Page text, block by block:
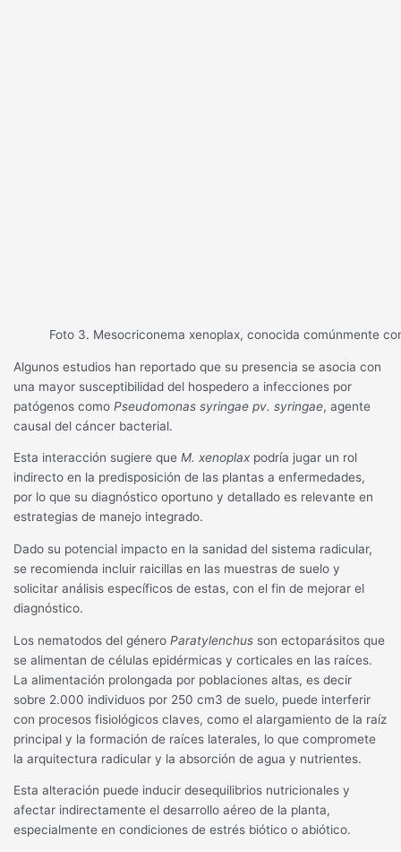
Foto 3. Mesocriconema xenoplax, conocida comúnmente
Algunos estudios han reportado que su presencia se asocia con
una mayor susceptibilidad del hospedero a infecciones por
patógenos comoPseudomonas syringae pv. syringae, agente
causal del cáncer bacterial.
Esta interacción sugiere queM. xenoplax podría jugar un rol
indirecto en la predisposición de las plantas a enfermedades,
por lo que su diagnóstico oportuno y detallado es relevante en
estrategias de manejo integrado.
Dado su potencial impacto en la sanidad del sistema radicular,
se recomienda incluir raicillas en las muestras de suelo y
solicitar análisis específicos de estas, con el fin de mejorar el
diagnóstico.
Los nematodos del géneroParatylenchus son ectoparásitos que
se alimentan de células epidérmicas y corticales en las raíces.
La alimentación prolongada por poblaciones altas, es decir
sobre 2.000 individuos por 250 cm3 de suelo, puede interferir
con procesos fisiológicos claves, como el alargamiento de la raíz
principal y la formación de raíces laterales, lo que compromete
la arquitectura radicular y la absorción de agua y nutrientes.
Esta alteración puede inducir desequilibrios nutricionales y
afectar indirectamente el desarrollo aéreo de la planta,
especialmente en condiciones de estrés biótico o abiótico.